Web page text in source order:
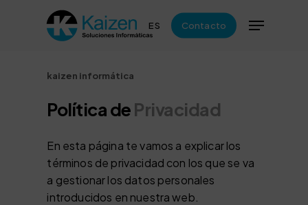
ES Contacto Menu
kaizen informática
Política dePrivacidad
En esta página te vamos a explicar los
términos de privacidad con los que se va
a gestionar los datos personales
introducidos en nuestra web.